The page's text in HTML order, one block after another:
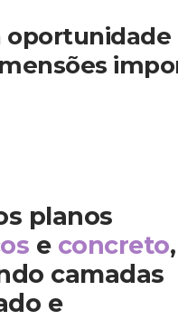
planos
e concreto
camadas
e